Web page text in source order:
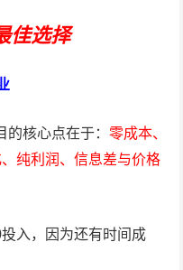
佳选择
的核心点在于：零成本、
纯利润、信息差与价格
入，因为还有时间成